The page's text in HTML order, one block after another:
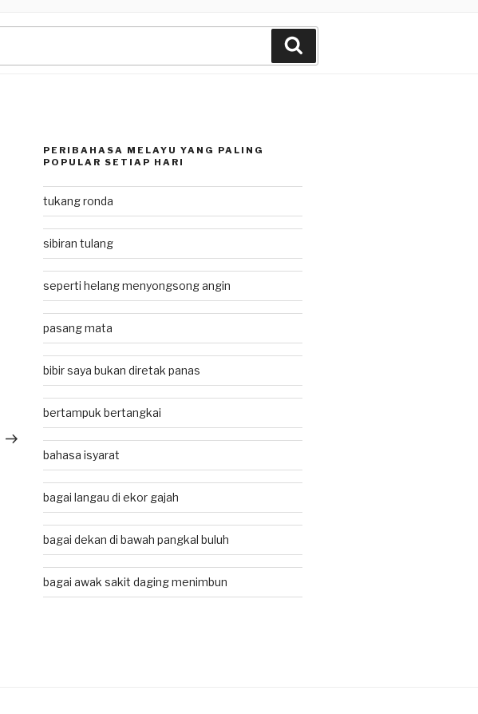
Post
PERIBAHASA MELAYU YANG PALING
POPULAR SETIAP HARI
tukang ronda
sibiran tulang
seperti helang menyongsong angin
pasang mata
bibir saya bukan diretak panas
bertampuk bertangkai
bahasa isyarat
bagai langau di ekor gajah
bagai dekan di bawah pangkal buluh
bagai awak sakit daging menimbun